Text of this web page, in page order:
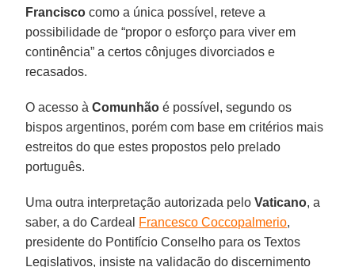
Francisco como a única possível, reteve a
possibilidade de “propor o esforço para viver em
continência” a certos cônjuges divorciados e
recasados.
O acesso àComunhão é possível, segundo os
bispos argentinos, porém com base em critérios mais
estreitos do que estes propostos pelo prelado
português.
Uma outra interpretação autorizada peloVaticano, a
saber, a do Cardeal Francesco Coccopalmerio,
presidente do Pontifício Conselho para os Textos
Legislativos, insiste na validação do discernimento